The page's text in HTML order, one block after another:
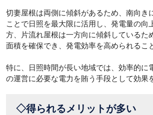
切妻屋根は両側に傾斜があるため、南向き
ことで日照を最大限に活用し、発電量の向
方、片流れ屋根は一方向に傾斜しているた
面積を確保でき、発電効率を高められるこ
特に、日照時間が長い地域では、効率的に
の運営に必要な電力を賄う手段として効果
◇得られるメリットが多い